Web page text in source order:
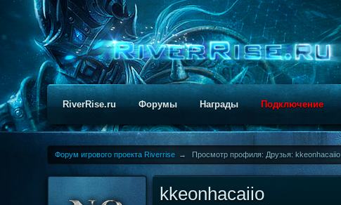
RiverRise.ru Форумы Награды Подключение
Форум игрового проекта Riverrise → Просмотр профиля: Друзья: kkeonhacaiio
kkeonhacaiio